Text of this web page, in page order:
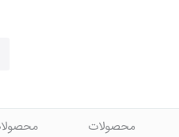
محصولات